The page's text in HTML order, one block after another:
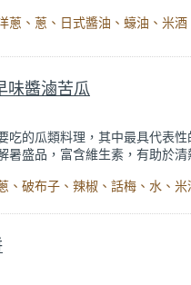
糖、麥芽糖和味噌等調味料醃
後的肉質依然鮮嫩多汁、口味豐
香之後再用電鍋慢燉就完成，沒
味醬滷苦瓜
吃的瓜類料理，其中最具代表
暑盛品，富含維生素，有助於清
的苦瓜外面裹著滿滿的醬汁，
法抗拒的家常美味！